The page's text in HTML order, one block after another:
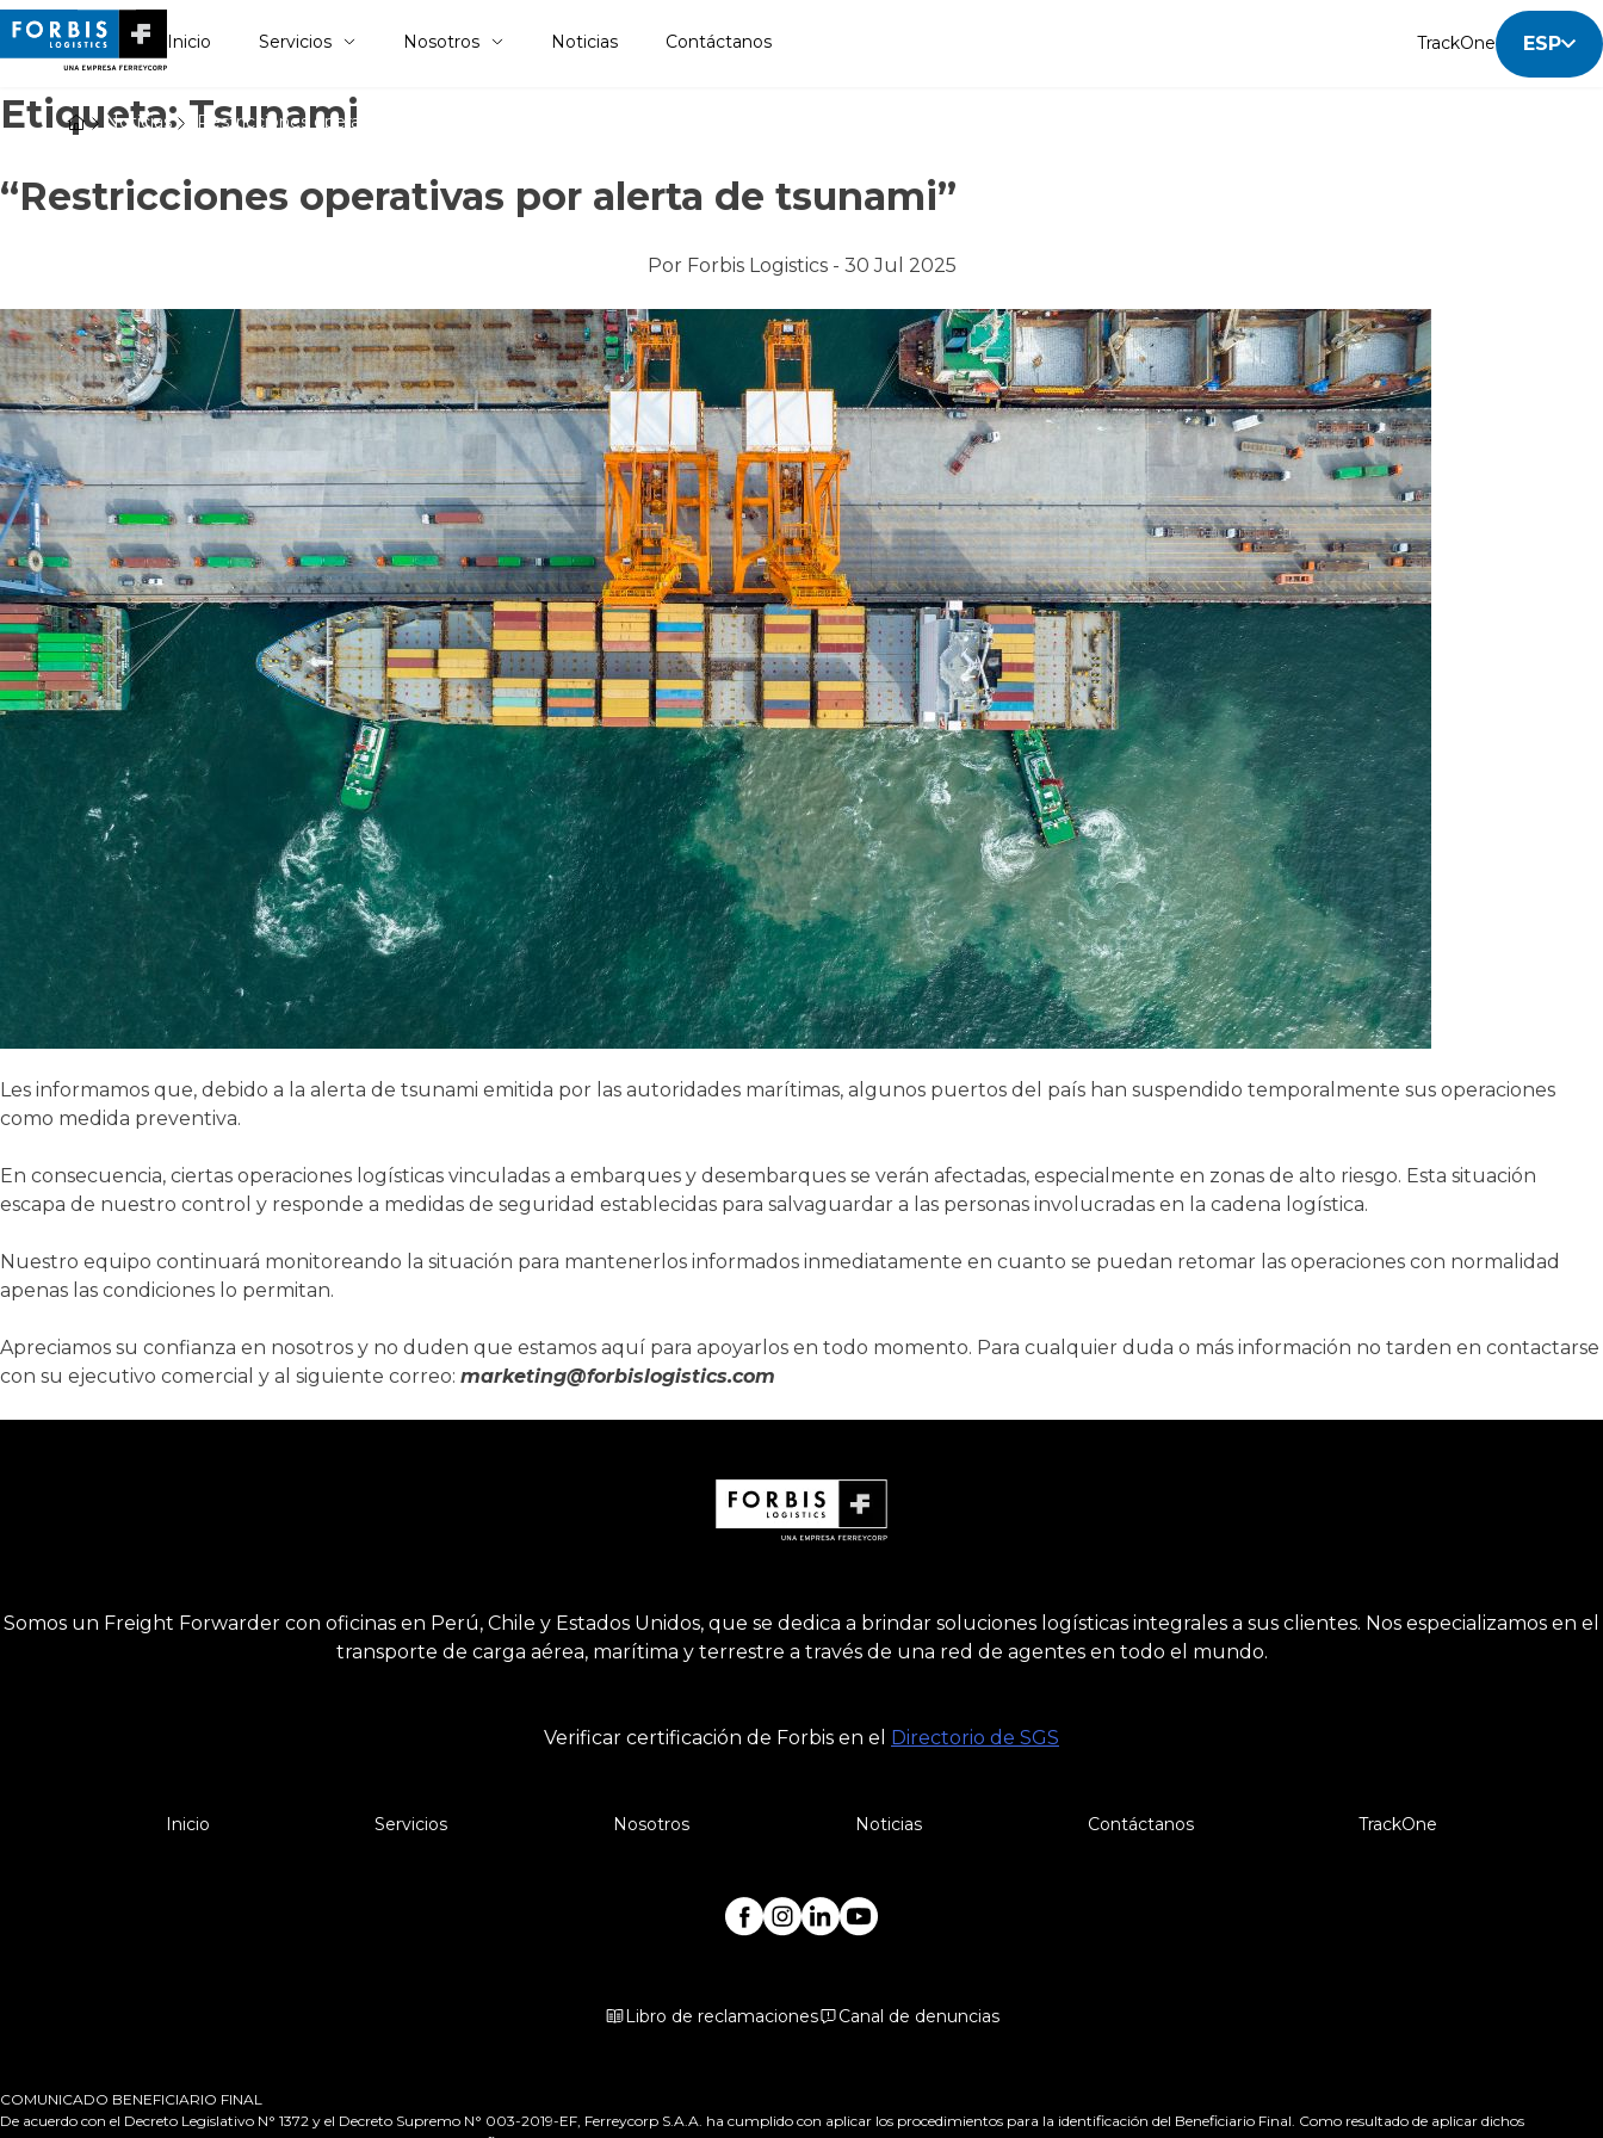
Inicio Servicios Nosotros Noticias Contáctanos TrackOne ESP
Etiqueta:Tsunami
Noticias “Restricciones operativas por alerta de tsunami”
“Restricciones operativas por alerta de tsunami”
Por Forbis Logistics - 30 Jul 2025
Les informamos que, debido a la alerta de tsunami emitida por las autoridades marítimas, algunos puertos del país han suspendido temporalmente sus operaciones
como medida preventiva.
En consecuencia, ciertas operaciones logísticas vinculadas a embarques y desembarques se verán afectadas, especialmente en zonas de alto riesgo. Esta situación
escapa de nuestro control y responde a medidas de seguridad establecidas para salvaguardar a las personas involucradas en la cadena logística.
Nuestro equipo continuará monitoreando la situación para mantenerlos informados inmediatamente en cuanto se puedan retomar las operaciones con normalidad
apenas las condiciones lo permitan.
Apreciamos su confianza en nosotros y no duden que estamos aquí para apoyarlos en todo momento. Para cualquier duda o más información no tarden en contactarse
con su ejecutivo comercial y al siguiente correo: marketing@forbislogistics.com
Somos un Freight Forwarder con oficinas en Perú, Chile y Estados Unidos, que se dedica a brindar soluciones logísticas integrales a sus clientes. Nos especializamos en el
transporte de carga aérea, marítima y terrestre a través de una red de agentes en todo el mundo.
Verificar certificación de Forbis en el Directorio de SGS
Inicio Servicios Nosotros Noticias Contáctanos TrackOne
Libro de reclamaciones Canal de denuncias
COMUNICADO BENEFICIARIO FINAL
De acuerdo con el Decreto Legislativo N° 1372 y el Decreto Supremo N° 003-2019-EF, Ferreycorp S.A.A. ha cumplido con aplicar los procedimientos para la identificación del Beneficiario Final. Como resultado de aplicar dichos